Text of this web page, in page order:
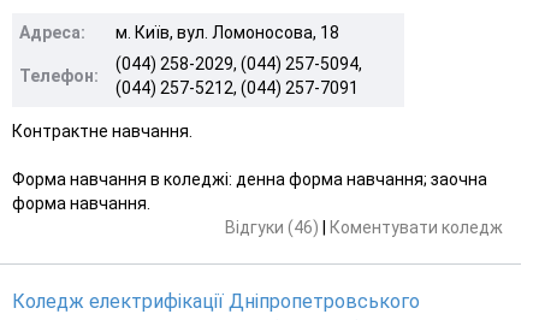
Адреса: м. Київ, вул. Ломоносова, 18
Телефон:
(044) 258-2029, (044) 257-5094,
(044) 257-5212, (044) 257-7091
Контрактне навчання.
Форма навчання в коледжі: денна форма навчання; заочна
форма навчання.
Відгуки (46)
Коментувати коледж
Коледж електрифікації Дніпропетровського